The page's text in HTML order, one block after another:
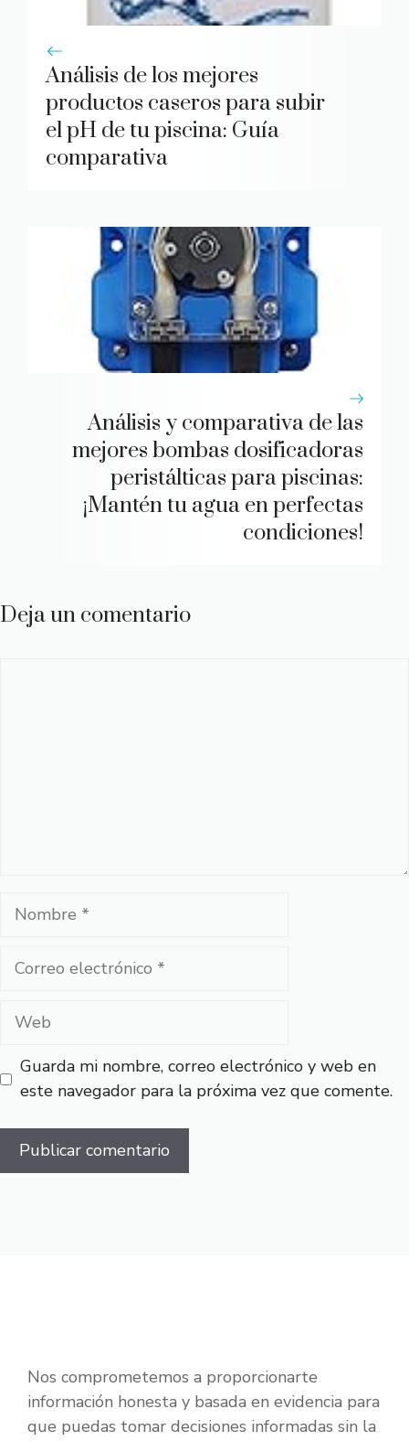
Análisis de los mejores
productos caseros para subir
el pH de tu piscina: Guía
comparativa
Análisis y comparativa de las
mejores bombas dosificadoras
peristálticas para piscinas:
¡Mantén tu agua en perfectas
condiciones!
Deja un comentario
Nombre
Correo
Web
Guarda mi nombre, correo electrónico y web en
este navegador para la próxima vez que comente.
Nos comprometemos a proporcionarte
información honesta y basada en evidencia para
que puedas tomar decisiones informadas sin la